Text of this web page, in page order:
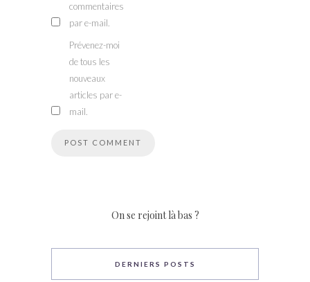
commentaires
par e-mail.
Prévenez-moi
de tous les
nouveaux
articles par e-
mail.
On se rejoint là bas ?
DERNIERS POSTS